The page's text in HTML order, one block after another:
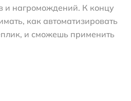
и нагромождений. К концу
как автоматизировать
и сможешь применить